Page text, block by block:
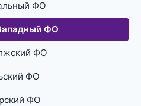
ФО
ФО
ФО
ФО
ФО